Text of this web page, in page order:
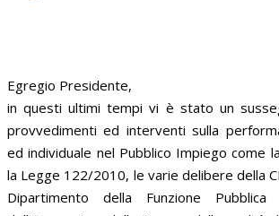
Egregio Presidente,
in questi ultimi tempi vi è stato un
provvedimenti ed interventi sulla
ed individuale nel Pubblico Impiego come
la Legge 122/2010, le varie delibere della
Dipartimento della Funzione